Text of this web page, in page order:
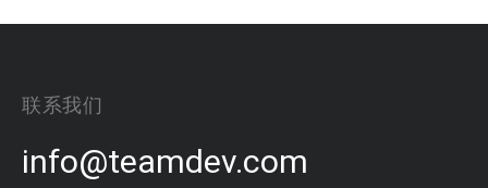
联系我们
info@teamdev.com